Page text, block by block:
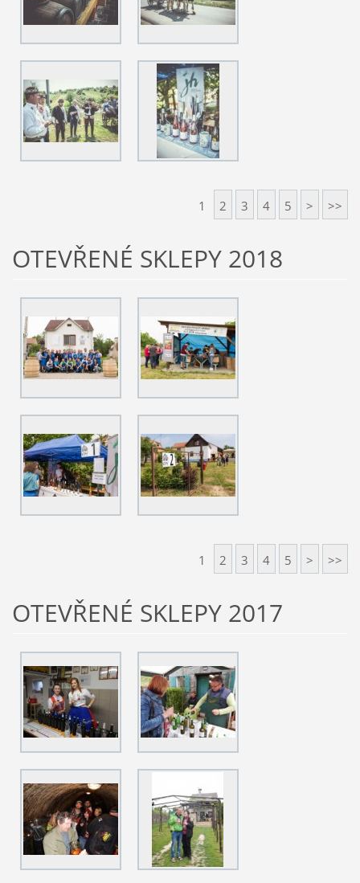
1 2 3 4 5 > >>
OTEVŘENÉ SKLEPY 2018
1 2 3 4 5 > >>
OTEVŘENÉ SKLEPY 2017